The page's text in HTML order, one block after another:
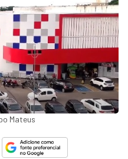
Mateus